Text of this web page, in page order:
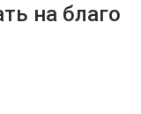
на благо